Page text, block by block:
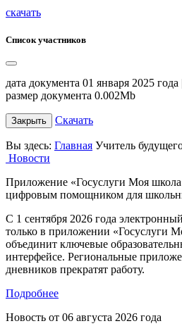
скачать
Список участников
дата документа 01 января 2025
размер документа 0.002Mb
Закрыть Скачать
Вы здесь: Главная Учитель
Новости
Приложение «Госуслуги Моя
цифровым помощником для
С 1 сентября 2026 года
только в приложении «Госуслуги
объединит ключевые
интерфейсе. Региональные
дневников прекратят работу.
Подробнее
Новость от 06 августа 2026 года